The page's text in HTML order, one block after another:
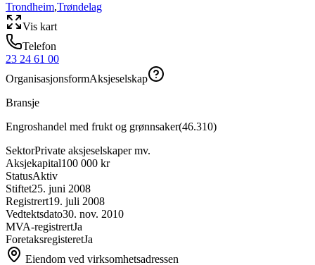
Trondheim,Trøndelag
Vis kart
Telefon
23 24 61 00
OrganisasjonsformAksjeselskap
Bransje
Engroshandel med frukt og grønnsaker(46.310)
SektorPrivate aksjeselskaper mv.
Aksjekapital100 000 kr
StatusAktiv
Stiftet25. juni 2008
Registrert19. juli 2008
Vedtektsdato30. nov. 2010
MVA-registrertJa
ForetaksregisteretJa
Eiendom ved virksomhetsadressen